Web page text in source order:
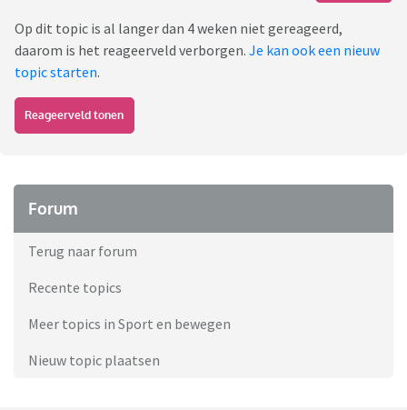
Op dit topic is al langer dan 4 weken niet gereageerd,
daarom is het reageerveld verborgen. Je kan ook een nieuw
topic starten.
Reageerveld tonen
Forum
Terug naar forum
Recente topics
Meer topics in Sport en bewegen
Nieuw topic plaatsen